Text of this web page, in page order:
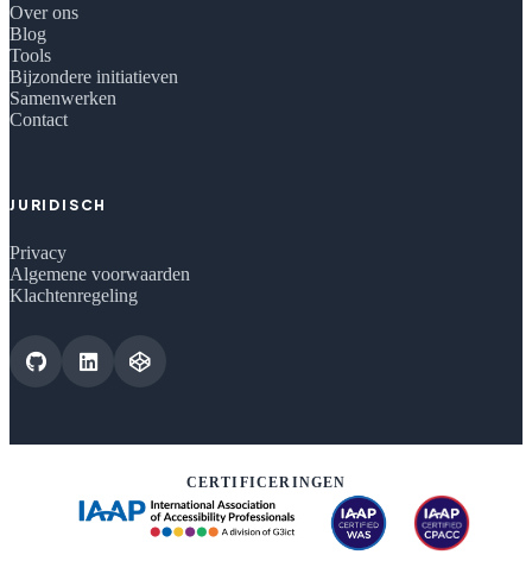
Over ons
Blog
Tools
Bijzondere initiatieven
Samenwerken
Contact
JURIDISCH
Privacy
Algemene voorwaarden
Klachtenregeling
CERTIFICERINGEN